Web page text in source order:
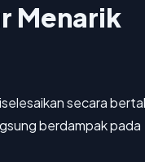
Menarik
secara
berdampak pada